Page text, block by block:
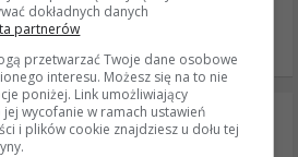
Pentagram Cerberus P
Huawei E160E?
dokładnych danych
partnerów
przetwarzać Twoje dane osobowe
interesu. Możesz się na to nie
poniżej. Link umożliwiający
wycofanie w ramach ustawień
i plików cookie znajdziesz u dołu tej